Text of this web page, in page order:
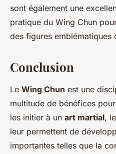
sont également une
pratique du Wing Chun
des figures emblématiques
Conclusion
Le Wing Chun est une
multitude de bénéfices
les initier à un art martial,
leur permettent de
importantes telles que la